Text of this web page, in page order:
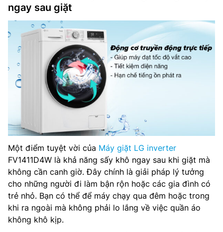
ngay sau giặt
Một điểm tuyệt vời của Máy giặt LG inverter
FV1411D4W là khả năng sấy khô ngay sau khi giặt mà
không cần canh giờ. Đây chính là giải pháp lý tưởng
cho những người đi làm bận rộn hoặc các gia đình có
trẻ nhỏ. Bạn có thể để máy chạy qua đêm hoặc trong
khi ra ngoài mà không phải lo lắng về việc quần áo
không khô kịp.